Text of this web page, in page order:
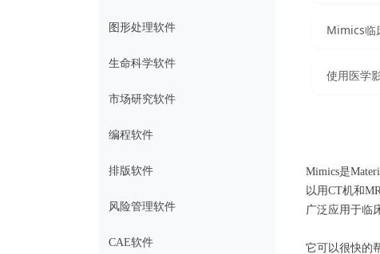
Mimics临
使用医学
Mimics是
以用CT机和
广泛应用于临
它可以很快的
图形处理软件
生命科学软件
市场研究软件
编程软件
排版软件
风险管理软件
CAE软件